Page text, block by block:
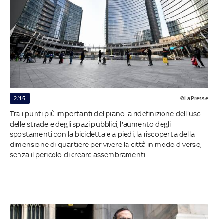
2/15 ©LaPresse
Tra i punti più importanti del piano la ridefinizione dell'uso
delle strade e degli spazi pubblici, l'aumento degli
spostamenti con la bicicletta e a piedi, la riscoperta della
dimensione di quartiere per vivere la città in modo diverso,
senza il pericolo di creare assembramenti.